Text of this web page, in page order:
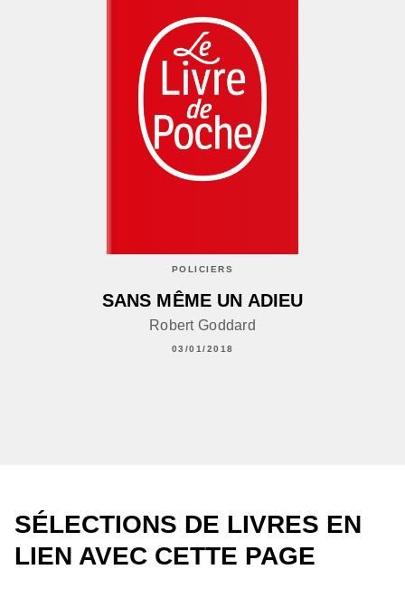
POLICIERS
SANS MÊME UN ADIEU
Robert Goddard
03/01/2018
SÉLECTIONS DE LIVRES EN
LIEN AVEC CETTE PAGE